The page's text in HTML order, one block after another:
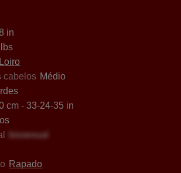
in
Loiro
cabelos Médio
cm - 33-24-35 in
bissexual
Rapado